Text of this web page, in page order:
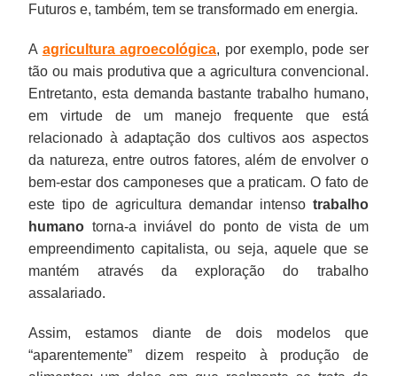
Futuros e, também, tem se transformado em energia.
A agricultura agroecológica, por exemplo, pode ser
tão ou mais produtiva que a agricultura convencional.
Entretanto, esta demanda bastante trabalho humano,
em virtude de um manejo frequente que está
relacionado à adaptação dos cultivos aos aspectos
da natureza, entre outros fatores, além de envolver o
bem-estar dos camponeses que a praticam. O fato de
este tipo de agricultura demandar intenso trabalho
humano torna-a inviável do ponto de vista de um
empreendimento capitalista, ou seja, aquele que se
mantém através da exploração do trabalho
assalariado.
Assim, estamos diante de dois modelos que
“aparentemente” dizem respeito à produção de